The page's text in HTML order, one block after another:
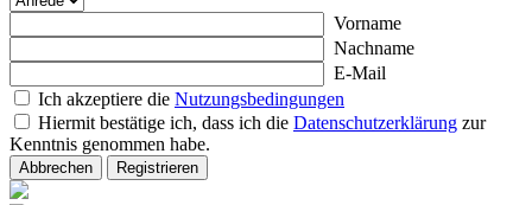
Vorname
Nachname
E-Mail
Ich akzeptiere die Nutzungsbedingungen
Hiermit bestätige ich, dass ich die Datenschutzerklärung zur
Kenntnis genommen habe.
Abbrechen Registrieren